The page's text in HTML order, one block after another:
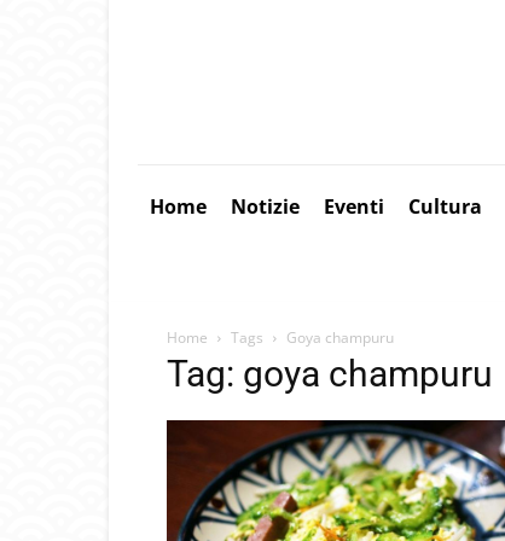
Home Notizie Eventi Cultura
Home Tags Goya champuru
Tag: goya champuru